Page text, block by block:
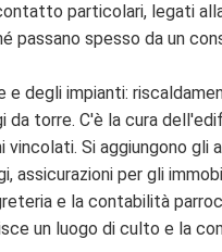
particolari, legati
passano spesso da un
degli impianti:
torre. C'è la cura
Si aggiungono gli
assicurazioni per gli
e la contabilità
un luogo di culto e la